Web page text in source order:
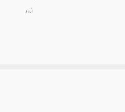
اُردو